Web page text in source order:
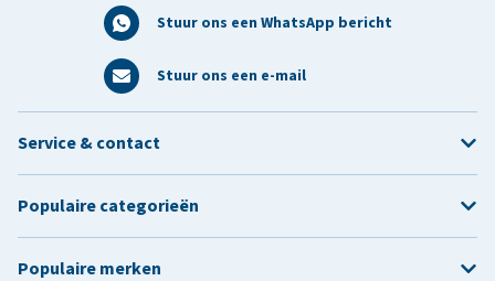
Stuur ons een WhatsApp bericht
Stuur ons een e-mail
Service & contact
Populaire categorieën
Populaire merken